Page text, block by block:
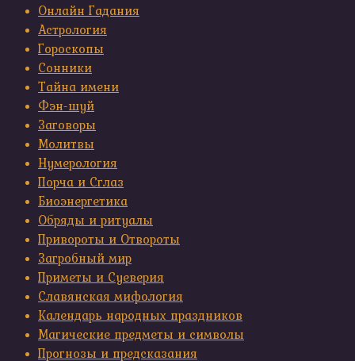
Онлайн Гадания
Астрология
Гороскопы
Сонники
Тайна имени
Фэн-шуй
Заговоры
Молитвы
Нумерология
Порча и Сглаз
Биоэнергетика
Обряды и ритуалы
Привороты и Отвороты
Загробный мир
Приметы и Суеверия
Славянская мифология
Календарь народных праздников
Магические предметы и символы
Прогнозы и предсказания